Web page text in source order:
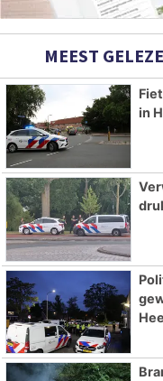
MEEST
in